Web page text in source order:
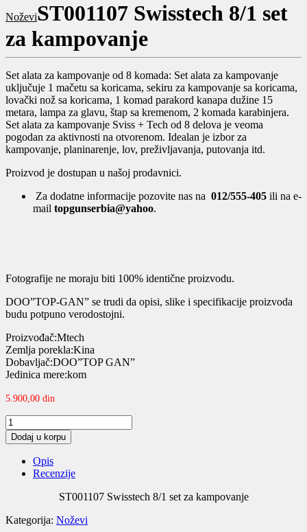
NoževiST001107 Swisstech 8/1 set
za kampovanje
Set alata za kampovanje od 8 komada: Set alata za kampovanje
uključuje 1 mačetu sa koricama, sekiru za kampovanje sa koricama,
lovački nož sa koricama, 1 komad parakord kanapa dužine 15
metara, lampa za glavu, štap sa kremenom, 2 komada karabinjera.
Set alata za kampovanje Sviss + Tech od 8 delova je veoma
pogodan za aktivnosti na otvorenom. Idealan je izbor za
kampovanje, planinarenje, lov, preživljavanja, putovanja itd.
Proizvod je dostupan u našoj prodavnici.
Za dodatne informacije pozovite nas na 012/555-405 ili na e-
mail topgunserbia@yahoo.
Fotografije ne moraju biti 100% identične proizvodu.
DOO”TOP-GAN” se trudi da opisi, slike i specifikacije proizvoda
budu potpuno verodostojni.
Proizvođač:Mtech
Zemlja porekla:Kina
Dobavljač:DOO”TOP GAN”
Jedinica mere:kom
5.900,00 din
ST001107
Swisstech
8/1
kampovanje
Dodaj u korpu
Opis
Recenzije
ST001107 Swisstech 8/1 set za kampovanje
Kategorija: Noževi